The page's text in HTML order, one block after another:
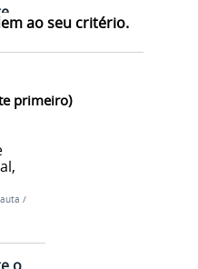
ao seu critério.
primeiro)
/
o